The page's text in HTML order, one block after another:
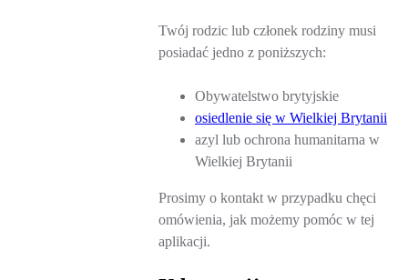
Twój rodzic lub członek rodziny musi
posiadać jedno z poniższych:
Obywatelstwo brytyjskie
osiedlenie się w Wielkiej Brytanii
azyl lub ochrona humanitarna w
Wielkiej Brytanii
Prosimy o kontakt w przypadku chęci
omówienia, jak możemy pomóc w tej
aplikacji.